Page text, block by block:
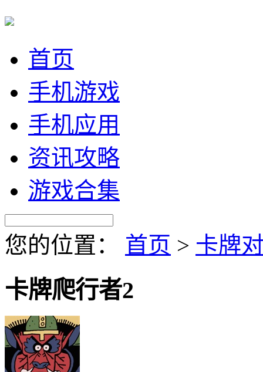
首页
手机游戏
手机应用
资讯攻略
游戏合集
您的位置： 首页 > 卡牌
卡牌爬行者2